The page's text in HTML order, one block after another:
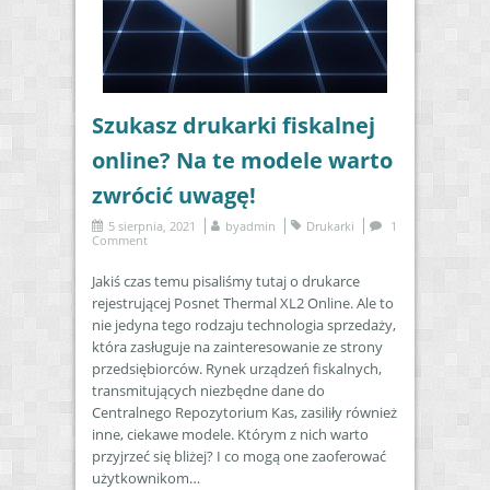
Szukasz drukarki fiskalnej
online? Na te modele warto
zwrócić uwagę!
5 sierpnia, 2021 byadmin Drukarki
1
Comment
Jakiś czas temu pisaliśmy tutaj o drukarce
rejestrującej Posnet Thermal XL2 Online. Ale to
nie jedyna tego rodzaju technologia sprzedaży,
która zasługuje na zainteresowanie ze strony
przedsiębiorców. Rynek urządzeń fiskalnych,
transmitujących niezbędne dane do
Centralnego Repozytorium Kas, zasiliły również
inne, ciekawe modele. Którym z nich warto
przyjrzeć się bliżej? I co mogą one zaoferować
użytkownikom…